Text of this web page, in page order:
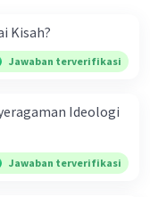
Kisah?
Jawaban terverifikasi
Ideologi
Jawaban terverifikasi